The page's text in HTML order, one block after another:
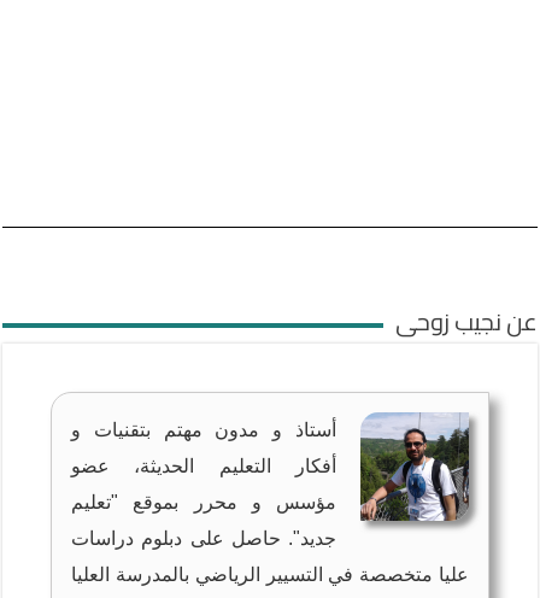
عن نجيب زوحى
أستاذ و مدون مهتم بتقنيات و
أفكار التعليم الحديثة، عضو
مؤسس و محرر بموقع "تعليم
جديد". حاصل على دبلوم دراسات
عليا متخصصة في التسيير الرياضي بالمدرسة العليا